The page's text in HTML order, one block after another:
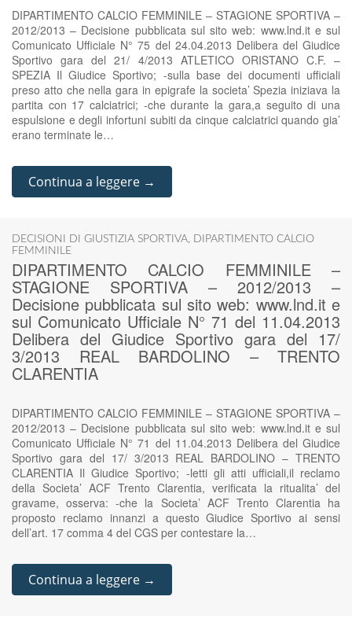
DIPARTIMENTO CALCIO FEMMINILE – STAGIONE SPORTIVA –
2012/2013 – Decisione pubblicata sul sito web: www.lnd.it e sul
Comunicato Ufficiale N° 75 del 24.04.2013 Delibera del Giudice
Sportivo gara del 21/ 4/2013 ATLETICO ORISTANO C.F. –
SPEZIA Il Giudice Sportivo; -sulla base dei documenti ufficiali
preso atto che nella gara in epigrafe la societa’ Spezia iniziava la
partita con 17 calciatrici; -che durante la gara,a seguito di una
espulsione e degli infortuni subiti da cinque calciatrici quando gia’
erano terminate le…
Continua a leggere →
DECISIONI DI GIUSTIZIA SPORTIVA, DIPARTIMENTO CALCIO
FEMMINILE
DIPARTIMENTO CALCIO FEMMINILE –
STAGIONE SPORTIVA – 2012/2013 –
Decisione pubblicata sul sito web: www.lnd.it e
sul Comunicato Ufficiale N° 71 del 11.04.2013
Delibera del Giudice Sportivo gara del 17/
3/2013 REAL BARDOLINO – TRENTO
CLARENTIA
DIPARTIMENTO CALCIO FEMMINILE – STAGIONE SPORTIVA –
2012/2013 – Decisione pubblicata sul sito web: www.lnd.it e sul
Comunicato Ufficiale N° 71 del 11.04.2013 Delibera del Giudice
Sportivo gara del 17/ 3/2013 REAL BARDOLINO – TRENTO
CLARENTIA Il Giudice Sportivo; -letti gli atti ufficiali,il reclamo
della Societa’ ACF Trento Clarentia, verificata la ritualita’ del
gravame, osserva: -che la Societa’ ACF Trento Clarentia ha
proposto reclamo innanzi a questo Giudice Sportivo ai sensi
dell’art. 17 comma 4 del CGS per contestare la…
Continua a leggere →